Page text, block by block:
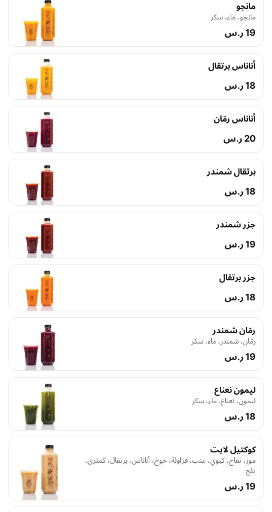
مانجو
مانجو، ماء، سكر
19 ر.س
أناناس برتقال
18 ر.س
أناناس رمّان
20 ر.س
برتقال شمندر
18 ر.س
جزر شمندر
19 ر.س
جزر برتقال
18 ر.س
رمّان شمندر
رمّان، شمندر، ماء، سكر
19 ر.س
ليمون نعناع
ليمون، نعناع، ماء، سكر
18 ر.س
كوكتيل لايت
موز، تفاح، كيوي، عنب، فراولة، خوخ، أناناس، برتقال، كمثرى،
ثلج
19 ر.س